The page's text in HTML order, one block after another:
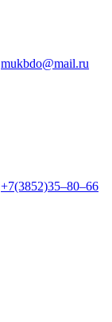
mukbdo@mail.ru
+7(3852)35‒80‒66